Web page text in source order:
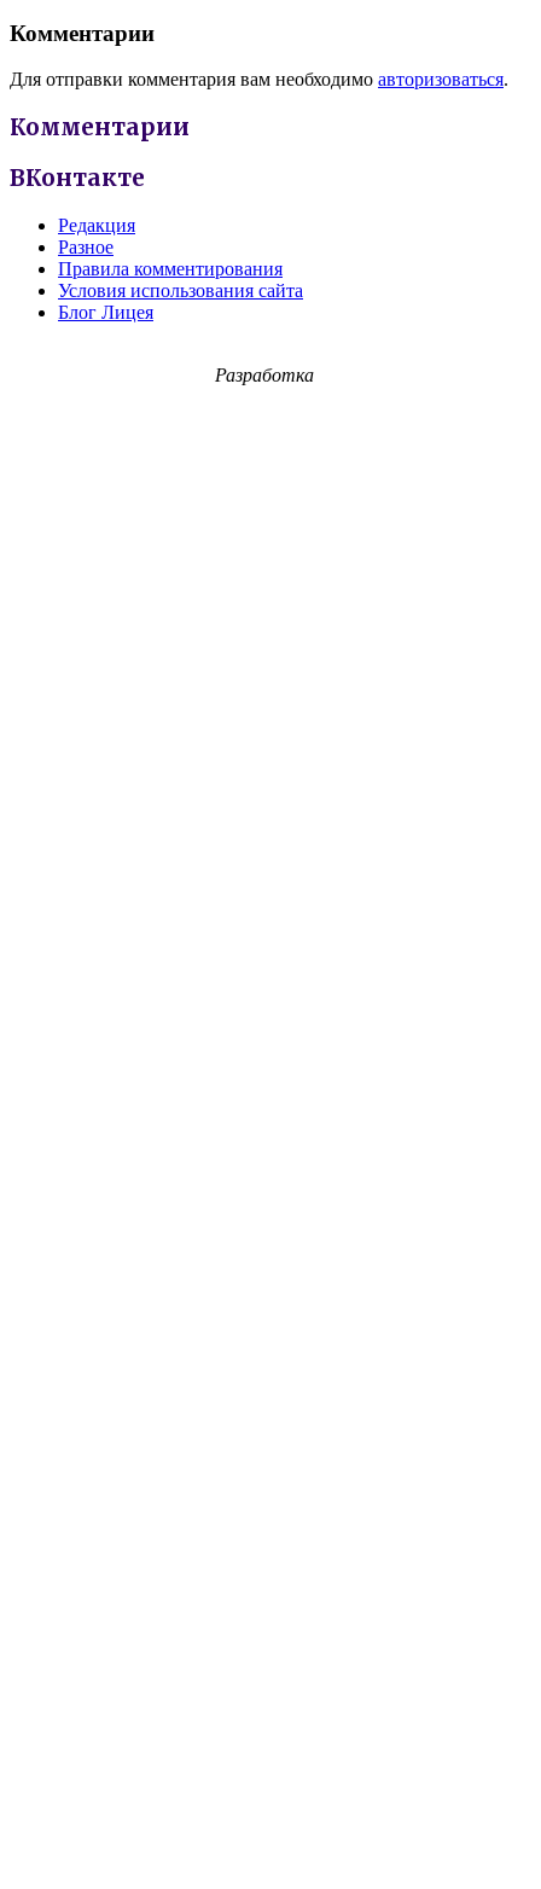
Комментарии
Для отправки комментария вам необходимо авторизоваться.
Комментарии
ВКонтакте
Редакция
Разное
Правила комментирования
Условия использования сайта
Блог Лицея
Разработка